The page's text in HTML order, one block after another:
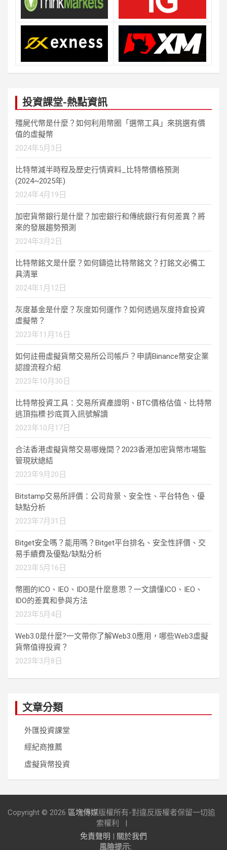
投資課堂-熱點資訊
殭屍代幣是什麼？如何利用幣圈「選幣工具」來挑選有價
值的虛擬幣
2024年5月3日
比特幣減半時程及歷史行情資料_比特幣價格預測
(2024~2025年)
2024年4月19日
加密貨幣銀行是什麼？加密銀行和傳統銀行有何差異？將
來的發展趨勢預測
2024年3月2日
比特幣銘文是什麼？如何鑄造比特幣銘文？打銘文必備工
具清單
2024年1月12日
灰度基金是什麼？灰度如何運作？如何透過灰度持倉投資
虛擬幣？
2023年11月16日
如何註冊虛擬貨幣交易所公司帳戶？申請Binance幣安企業
認證流程介紹
2023年10月30日
比特幣投資工具：交易所資產證明、BTC價格估值、比特幣
逃頂指標·抄底買入訊號解讀
2023年10月17日
合法香港虛擬貨幣交易哪幾間？2023香港加密貨幣市場監
管現狀總結
2023年9月20日
Bitstamp交易所評價：公司背景、安全性、平台特色、優
缺點分析
2023年7月31日
Bitget安全嗎？能用嗎？Bitget平台排名、安全性評價、交
易手續費及優點/缺點分析
2023年5月16日
幣圈的ICO、IEO、IDO是什麼意思？一文讀懂ICO、IEO、
IDO的差異和參與方法
2023年5月4日
Web3.0是什麼?一文帶你了解Web3.0應用，哪些Web3虛擬
貨幣值得投資？
2023年3月8日
文章分類
外匯投資課堂
經紀商推薦
虛擬貨幣投資
Copyright © 2026 區塊傳媒版權所有-對違反版權者保留一切追
索權利
免責聲明 | 關於我們
風險提示: